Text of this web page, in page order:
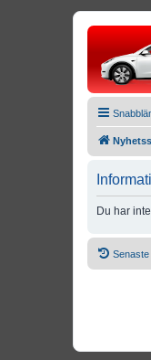
Du har
Senaste